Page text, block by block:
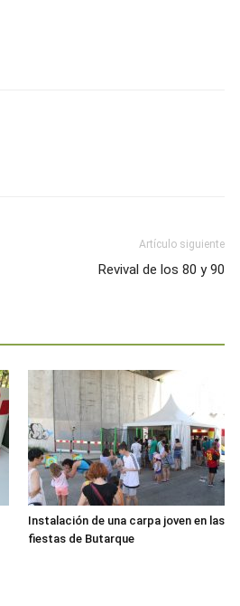
Artículo siguiente
Revival de los 80 y 90
Instalación de una carpa joven en las
fiestas de Butarque